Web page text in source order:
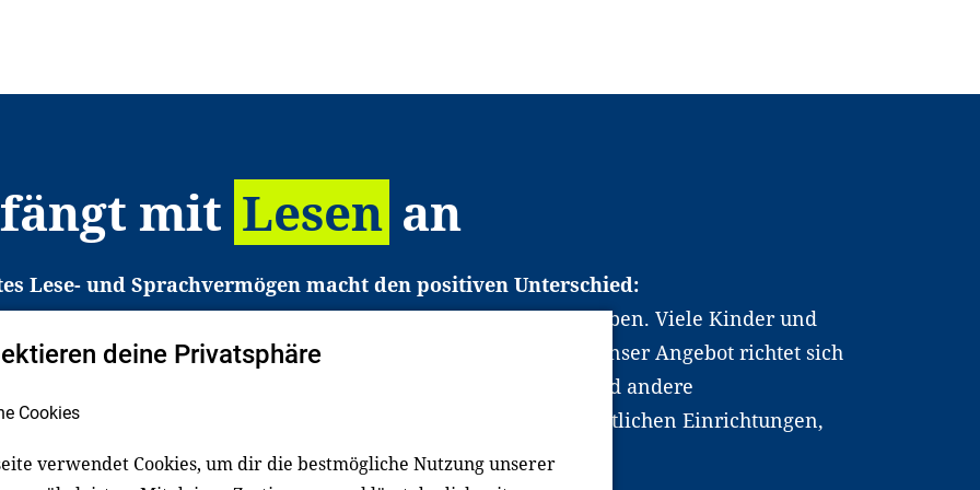
mit Lesen an
Lese- und Sprachvermögen macht den positiven Unterschied:
den Zugang zu Bildung und einem erfolgreichen Berufsleben. Viele Kinder und
in Deutschland haben aber große Schwierigkeiten dabei. Unser Angebot richtet sich
gezielt an Familien sowie an Erzieher*innen, Lehrer*innen und andere
Dafür arbeiten wir eng mit Ministerien, wissenschaftlichen Einrichtungen,
Unternehmen und anderen Stiftungen zusammen.
deine Privatsphäre
Cookies
verwendet Cookies, um dir die bestmögliche Nutzung unserer